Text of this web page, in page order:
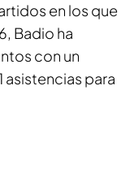
en los que
Badio ha
con un
asistencias para